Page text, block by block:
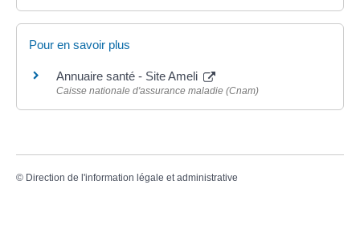
Pour en savoir plus
Annuaire santé - Site Ameli
Caisse nationale d'assurance maladie (Cnam)
© Direction de l'information légale et administrative